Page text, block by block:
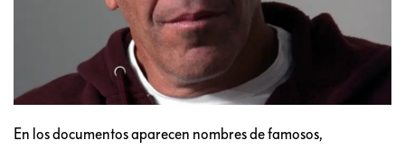
En los documentos aparecen nombres de famosos,